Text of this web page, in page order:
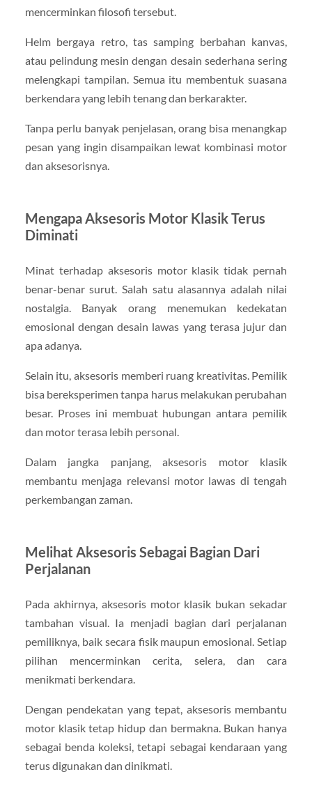
mencerminkan filosofi tersebut.
Helm bergaya retro, tas samping berbahan kanvas,
atau pelindung mesin dengan desain sederhana sering
melengkapi tampilan. Semua itu membentuk suasana
berkendara yang lebih tenang dan berkarakter.
Tanpa perlu banyak penjelasan, orang bisa menangkap
pesan yang ingin disampaikan lewat kombinasi motor
dan aksesorisnya.
Mengapa Aksesoris Motor Klasik Terus
Diminati
Minat terhadap aksesoris motor klasik tidak pernah
benar-benar surut. Salah satu alasannya adalah nilai
nostalgia. Banyak orang menemukan kedekatan
emosional dengan desain lawas yang terasa jujur dan
apa adanya.
Selain itu, aksesoris memberi ruang kreativitas. Pemilik
bisa bereksperimen tanpa harus melakukan perubahan
besar. Proses ini membuat hubungan antara pemilik
dan motor terasa lebih personal.
Dalam jangka panjang, aksesoris motor klasik
membantu menjaga relevansi motor lawas di tengah
perkembangan zaman.
Melihat Aksesoris Sebagai Bagian Dari
Perjalanan
Pada akhirnya, aksesoris motor klasik bukan sekadar
tambahan visual. Ia menjadi bagian dari perjalanan
pemiliknya, baik secara fisik maupun emosional. Setiap
pilihan mencerminkan cerita, selera, dan cara
menikmati berkendara.
Dengan pendekatan yang tepat, aksesoris membantu
motor klasik tetap hidup dan bermakna. Bukan hanya
sebagai benda koleksi, tetapi sebagai kendaraan yang
terus digunakan dan dinikmati.